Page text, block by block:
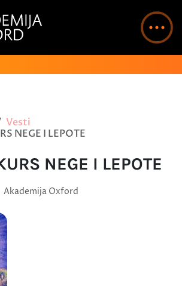
Vesti
NEGE I LEPOTE
NEGE I LEPOTE
Akademija Oxford